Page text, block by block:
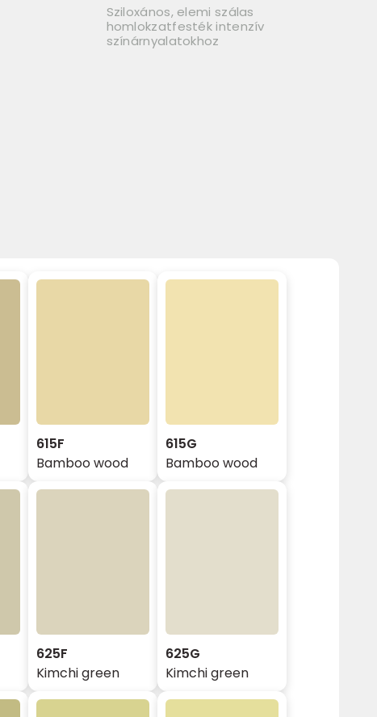
Sziloxános, elemi szálas
homlokzatfesték intenzív
színárnyalatokhoz
615F
Bamboo wood
615G
Bamboo wood
625F
Kimchi green
625G
Kimchi green